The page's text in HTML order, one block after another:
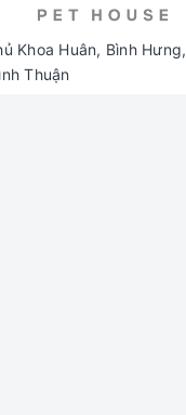
Khoa Huân, Bình Hưng,
Thuận